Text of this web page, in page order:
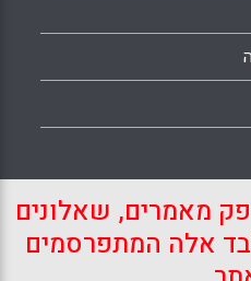
מאמרים, שאלונים
אלה המתפרסמים